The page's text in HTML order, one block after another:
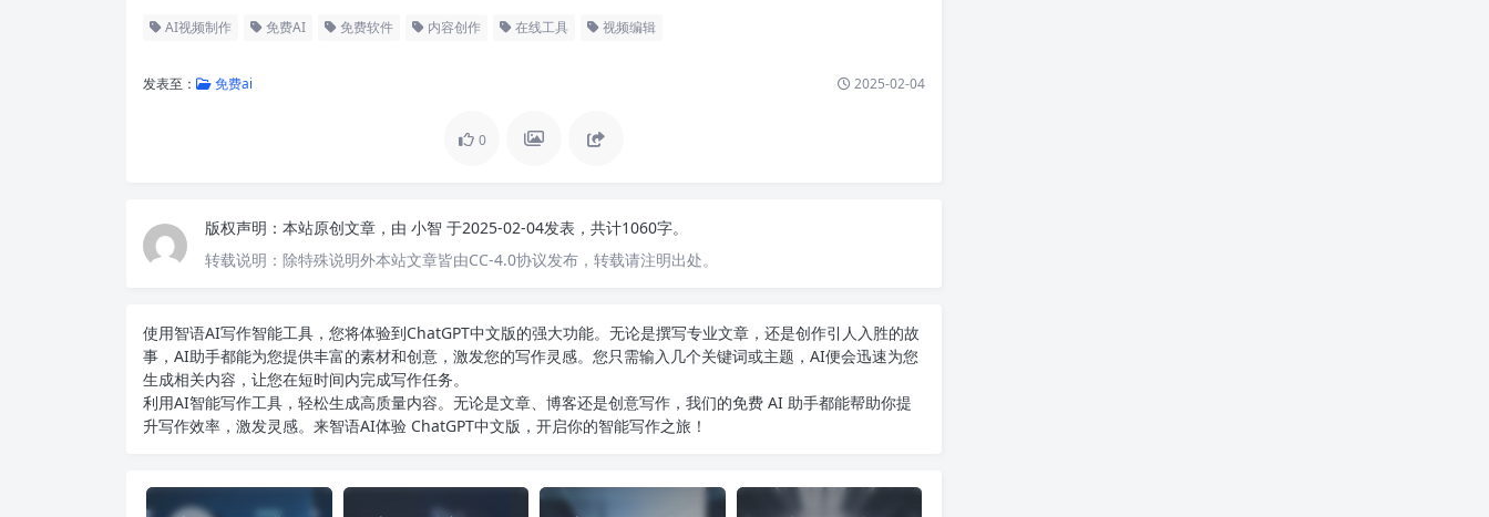
AI视频制作 免费AI 免费软件 内容创作 在线工具 视频编辑
发表至： 免费ai 2025-02-04
0
版权声明： 本站原创文章，由 小智 于2025-02-04发表，共计1060字。
转载说明： 除特殊说明外本站文章皆由CC-4.0协议发布，转载请注明出处。
使用智语AI写作智能工具，您将体验到ChatGPT中文版的强大功能。无论是撰写专业文章，还是创作引人入胜的故
事，AI助手都能为您提供丰富的素材和创意，激发您的写作灵感。您只需输入几个关键词或主题，AI便会迅速为您
生成相关内容，让您在短时间内完成写作任务。
利用AI智能写作工具，轻松生成高质量内容。无论是文章、博客还是创意写作，我们的免费 AI 助手都能帮助你提
升写作效率，激发灵感。来智语AI体验 ChatGPT中文版 ，开启你的智能写作之旅！